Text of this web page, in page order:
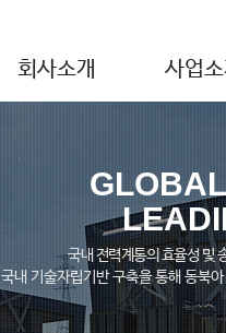
회사소개 사업
국내 전력계통의 효율성 및
국내 기술자립기반 구축을 통해 동북